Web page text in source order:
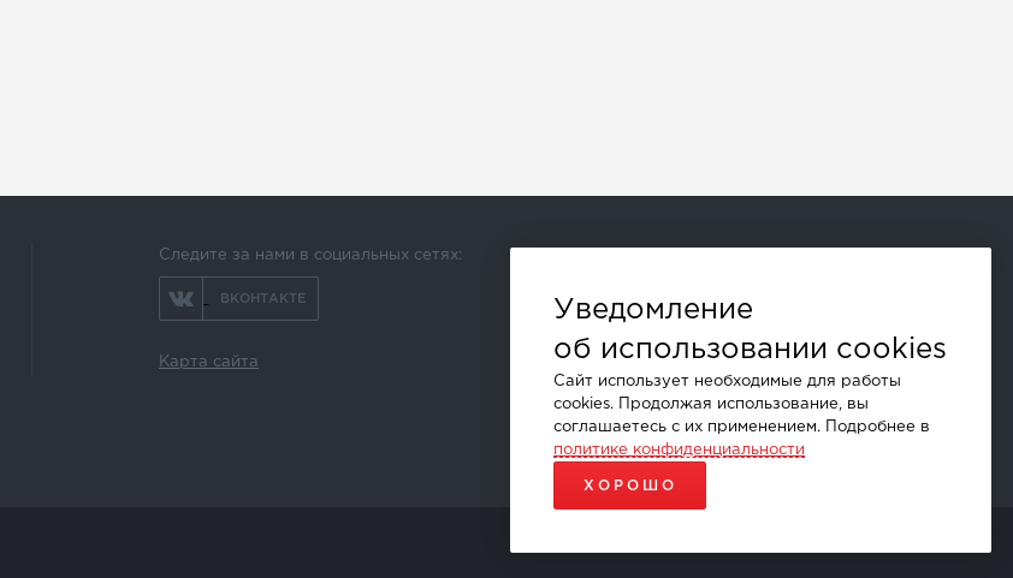
Следите за нами в социальных сетях:
ВКОНТАКТЕ
Карта сайта
и другие
Уведомление
об использовании cookies
Сайт использует необходимые для работы
cookies. Продолжая использование, вы
соглашаетесь с их применением. Подробнее в
политике конфиденциальности
ХОРОШО